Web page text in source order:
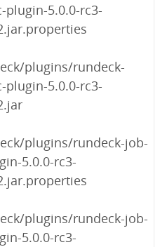
plugin-5.0.0-rc3-
plugins/rundeck-
plugin-5.0.0-rc3-
plugins/rundeck-job-
5.0.0-rc3-
plugins/rundeck-job-
5.0.0-rc3-